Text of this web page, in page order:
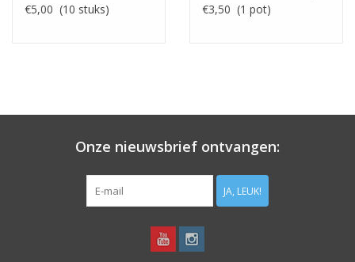
€5,00 (10 stuks)
€3,50 (1 pot)
Onze nieuwsbrief ontvangen:
JA, LEUK!